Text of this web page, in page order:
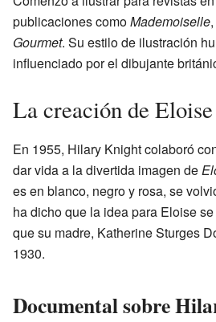
publicaciones comoMademoiselle,
Gourmet. Su estilo de ilustración
influenciado por el dibujante
La creación de Eloise
En 1955, Hilary Knight colaboró
dar vida a la divertida imagen de
es en blanco, negro y rosa, se
ha dicho que la idea para Eloise
que su madre, Katherine Sturges
1930.
Documental sobre